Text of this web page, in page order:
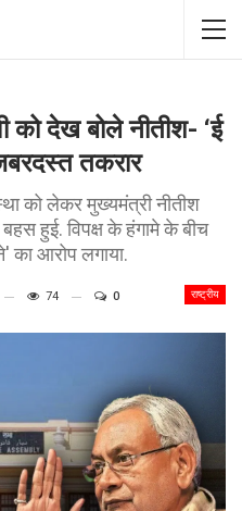
को देख बोले नीतीश- ‘ई
तकरार
को लेकर मुख्यमंत्री नीतीश
हुई. विपक्ष के हंगामे के बीच
आरोप लगाया.
राष्ट्रीय
74 0